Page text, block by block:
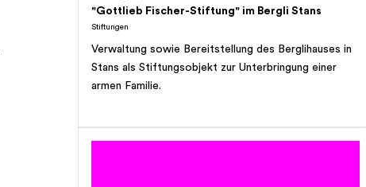
"Gottlieb Fischer-Stiftung" im Bergli Stans
Stiftungen
Verwaltung sowie Bereitstellung des Berglihauses in
Stans als Stiftungsobjekt zur Unterbringung einer
armen Familie.